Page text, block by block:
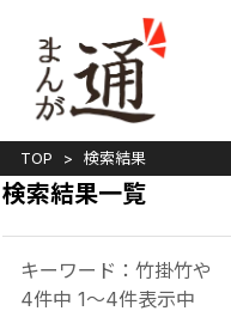
TOP 検索結果
検索結果一覧
キーワード：竹掛竹や
4件中 1～4件表示中